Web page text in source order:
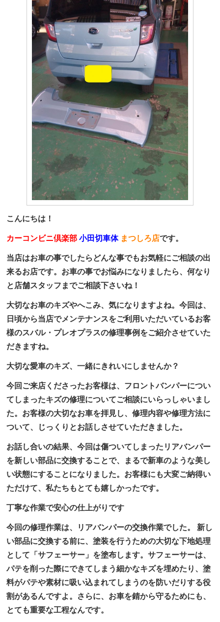
こんにちは！
カーコンビニ倶楽部小田切車体 まつしろ店です。
当店はお車の事でしたらどんな事でもお気軽にご相談の出
来るお店です。お車の事でお悩みになりましたら、何なり
と店舗スタッフまでご相談下さいね！
大切なお車のキズやへこみ、気になりますよね。今回は、
日頃から当店でメンテナンスをご利用いただいているお客
様のスバル・プレオプラスの修理事例をご紹介させていた
だきますね。
大切な愛車のキズ、一緒にきれいにしませんか？
今回ご来店くださったお客様は、フロントバンパーについ
てしまったキズの修理についてご相談にいらっしゃいまし
た。お客様の大切なお車を拝見し、修理内容や修理方法に
ついて、じっくりとお話しさせていただきました。
お話し合いの結果、今回は傷ついてしまったリアバンパー
を新しい部品に交換することで、まるで新車のような美し
い状態にすることになりました。お客様にも大変ご納得い
ただけて、私たちもとても嬉しかったです。
丁寧な作業で安心の仕上がりです
今回の修理作業は、リアバンパーの交換作業でした。 新し
い部品に交換する前に、塗装を行うための大切な下地処理
として「サフェーサー」を塗布します。サフェーサーは、
パテを削った際にできてしまう細かなキズを埋めたり、塗
料がパテや素材に吸い込まれてしまうのを防いだりする役
割があるんですよ。さらに、お車を錆から守るためにも、
とても重要な工程なんです。